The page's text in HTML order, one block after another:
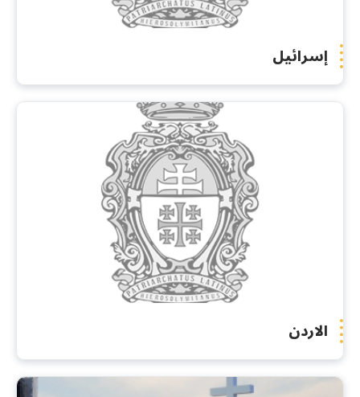
إسرائيل
الاردن